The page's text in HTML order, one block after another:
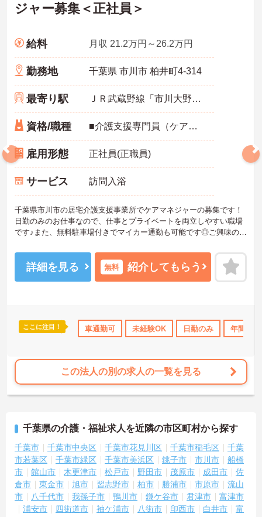
日110日以上 ブランクOK 資格取得サポート 研修制度あり
ジャー募集＜正社員＞
給料 月収 21.2万円～26.2万円
勤務地 千葉県 市川市 柏井町4‐314
最寄り駅 ＪＲ武蔵野線「市川大野駅」バス・車8分
資格/職種 ■介護支援専門員（ケアマネジャー）必須 ■普通自動車運転免許必須
雇用形態 正社員(正職員)
サービス 訪問入浴
千葉県市川市の居宅介護支援事業所でケアマネジャーの募集です！
日勤のみのお仕事なので、仕事とプライベートを両立しやすい職場
です♪また、無料駐車場付きでマイカー通勤も可能です◎ご興味のあ
い。
詳細を見る 無料 紹介してもらう
ここに注目！ 車通勤可 未経験OK 日勤のみ 年間休
この法人の別の求人の一覧を見る
千葉県の介護・福祉求人を近隣の市区町村から探す
千葉市 千葉市中央区 千葉市花見川区 千葉市稲毛区
千葉
市若葉区
千葉市緑区 千葉市美浜区 銚子市 市川市
船橋
市
館山市 木更津市 松戸市 野田市 茂原市 成田市
佐
倉市
東金市 旭市 習志野市 柏市 勝浦市 市原市
流山
市
八千代市 我孫子市 鴨川市 鎌ケ谷市 君津市
富津市
浦安市
四街道市 袖ケ浦市 八街市 印西市 白井市
富